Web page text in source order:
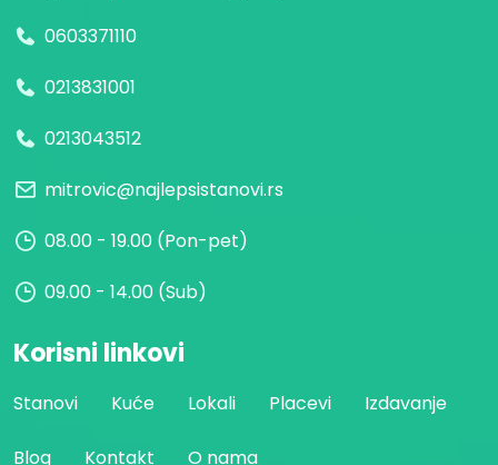
0603371110
0213831001
0213043512
mitrovic@najlepsistanovi.rs
08.00 - 19.00 (Pon-pet)
09.00 - 14.00 (Sub)
Korisni linkovi
Stanovi Kuće Lokali Placevi Izdavanje
Blog Kontakt O nama